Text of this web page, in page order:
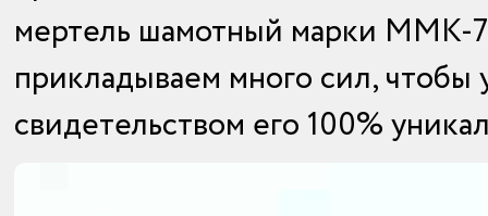
мертель шамотный марки ММК-
прикладываем много сил,
свидетельством его 100%